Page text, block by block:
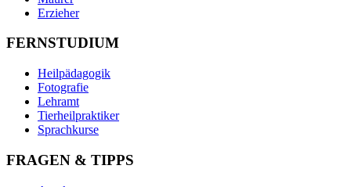
Erzieher
FERNSTUDIUM
Heilpädagogik
Fotografie
Lehramt
Tierheilpraktiker
Sprachkurse
FRAGEN & TIPPS